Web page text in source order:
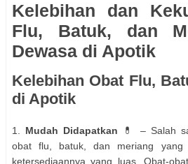
Kelebihan dan
Flu, Batuk, dan
Dewasa di Apotik
Kelebihan Obat Flu,
di Apotik
1. Mudah Didapatkan 💊 – Salah
obat flu, batuk, dan meriang yang
ketersediaannya yang luas. Obat-